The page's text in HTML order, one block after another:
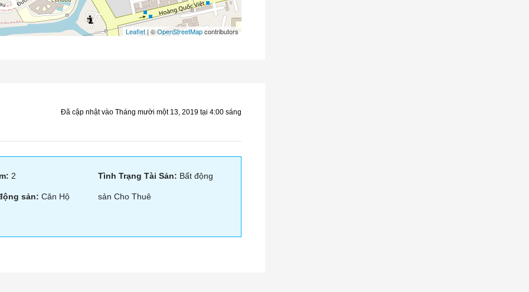
Leaflet | ©OpenStreetMapcontributors
Đã cập nhật vào Tháng mười một 13, 2019 tại 4:00 sáng
2
sản: Căn Hộ
Tình Trạng Tài Sản: Bất động
sản Cho Thuê